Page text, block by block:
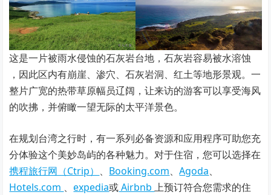
这是一片被雨水侵蚀的石灰岩台地，石灰岩容易被水溶蚀
，因此区内有崩崖、渗穴、石灰岩洞、红土等地形景观。一
整片广宽的热带草原幅员辽阔，让来访的游客可以享受海风
的吹拂，并俯瞰一望无际的太平洋景色。
在规划台湾之行时，有一系列必备资源和应用程序可助您充
分体验这个美妙岛屿的各种魅力。对于住宿，您可以选择在
携程旅行网（Ctrip） 、 Booking.com、Agoda、
Hotels.com 、expedia或Airbnb上预订符合您需求的住